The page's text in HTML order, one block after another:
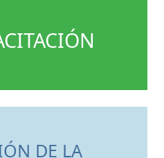
DE LA